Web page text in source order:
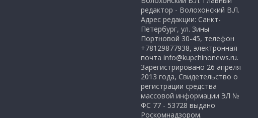
редактор - Волохонский В.Л.
Адрес редакции: Санкт-
Петербург, ул. Зины
Портновой 30-45, телефон
+78129877938, электронная
почта info@kupchinonews.ru.
Зарегистрировано 26 апреля
2013 года, Свидетельство о
регистрации средства
массовой информации ЭЛ №
ФС 77 - 53728 выдано
Роскомнадзором.